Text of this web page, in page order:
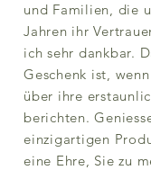
und Familien, die
Jahren ihr
ich sehr dankbar.
Geschenk ist,
über ihre
berichten.
einzigartigen
eine Ehre, Sie zu